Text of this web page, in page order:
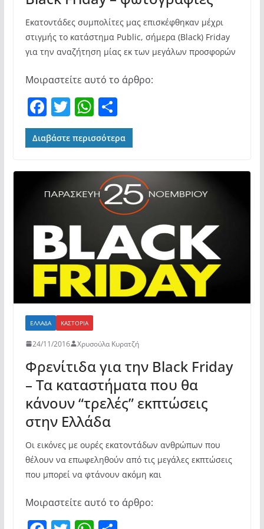
Εκατοντάδες συμπολίτες μας επισκέφθηκαν μέχρι
στιγμής το κατάστημα Public, σήμερα (Black) Friday
για την αναζήτηση μίας εκ των μεγάλων προσφορών
Μοιραστείτε αυτό το άρθρο:
F
a
c
b
o
o
k
T
w
itt
W
h
at
A
p
Μ
οι
ρ
σ
τε
ίτ
ε
Διαβάστε περισσότερα
ΕΛΛΆΔΑ ΚΑΣΤΟΡΙΆ
24/11/2016 Χρυσούλα Κυρατζή
Φρενίτιδα για την Black Friday
– Τα καταστήματα που θα
κάνουν “τρελές” εκπτώσεις
στην Ελλάδα
Οι εικόνες με ουρές εκατοντάδων ανθρώπων που
θέλουν να επωφεληθούν από τις μεγάλες εκπτώσεις
που μπορεί να φτάνουν ακόμη και
Μοιραστείτε αυτό το άρθρο: